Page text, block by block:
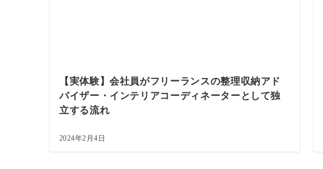
【実体験】会社員がフリーランスの整理収納アド
バイザー・インテリアコーディネーターとして独
立する流れ
2024年2月4日